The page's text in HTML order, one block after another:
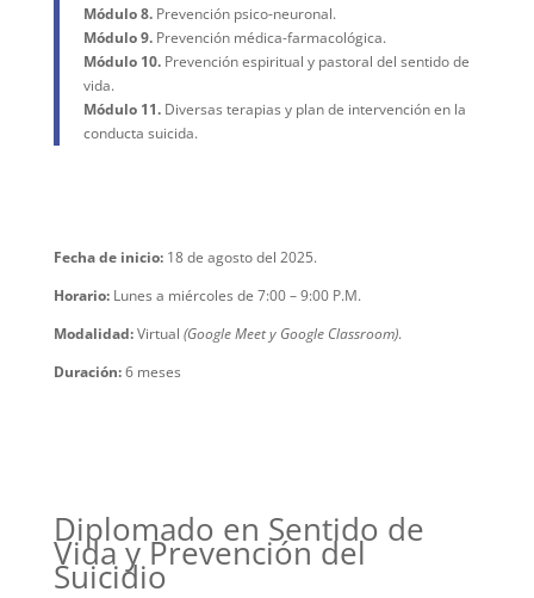
Módulo 8.Prevención psico-neuronal.
Módulo 9.Prevención médica-farmacológica.
Módulo 10.Prevención espiritual y pastoral del sentido de
vida.
Módulo 11.Diversas terapias y plan de intervención en la
conducta suicida.
Fecha de inicio: 18 de agosto del 2025.
Horario:Lunes a miércoles de 7:00 – 9:00 P.M.
Modalidad:Virtual (Google Meet y Google Classroom).
Duración:6 meses
Diplomado en Sentido de
Vida y Prevención del
Suicidio